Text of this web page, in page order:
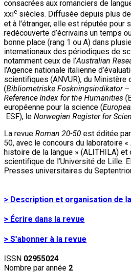
consacrées aux romanciers de
xxie siècles. Diffusée depuis plus
et à l'étranger, elle est réputée pour
redécouverte d’écrivains un temps
bonne place (rang 1 ou A) dans
internationaux des périodiques de
notamment ceux de l’Australian
l’Agence nationale italienne
scientifiques (ANVUR), du Ministère
(Bibliometriske Foskningsindikator–
Reference Index for the Humanities
européenne pour la science (
ESF), le Norwegian Register for
La revue Roman 20-50 est éditée
50, avec le concours du laboratoire
histoire de la langue » (ALITHILA) et
scientifique de l’Université de Lille.
Presses universitaires du
> Description et organisation de
> Écrire dans la revue
> S'abonner à la revue
ISSN 02955024
Nombre par année 2